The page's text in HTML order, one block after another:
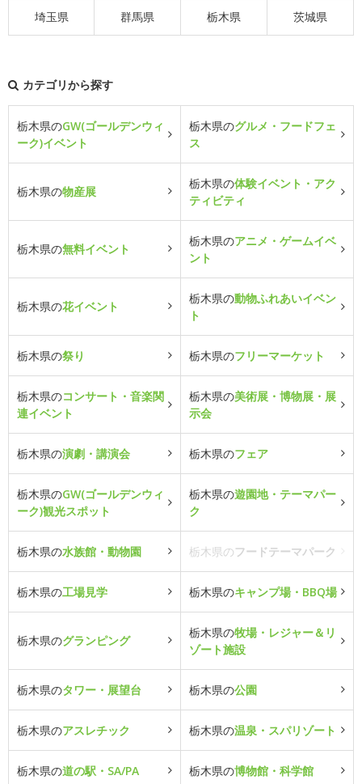
埼玉県 群馬県 栃木県 茨城県
カテゴリから探す
栃木県のGW(ゴールデンウィ
ーク)イベント
栃木県のグルメ・フードフェ
ス
栃木県の物産展
栃木県の体験イベント・アク
ティビティ
栃木県の無料イベント
栃木県のアニメ・ゲームイベ
ント
栃木県の花イベント
栃木県の動物ふれあいイベン
ト
栃木県の祭り 栃木県のフリーマーケット
栃木県のコンサート・音楽関
連イベント
栃木県の美術展・博物展・展
示会
栃木県の演劇・講演会 栃木県のフェア
栃木県のGW(ゴールデンウィ
ーク)観光スポット
栃木県の遊園地・テーマパー
ク
栃木県の水族館・動物園 栃木県のフードテーマパーク
栃木県の工場見学 栃木県のキャンプ場・BBQ場
栃木県のグランピング
栃木県の牧場・レジャー＆リ
ゾート施設
栃木県のタワー・展望台 栃木県の公園
栃木県のアスレチック 栃木県の温泉・スパリゾート
栃木県の道の駅・SA/PA 栃木県の博物館・科学館